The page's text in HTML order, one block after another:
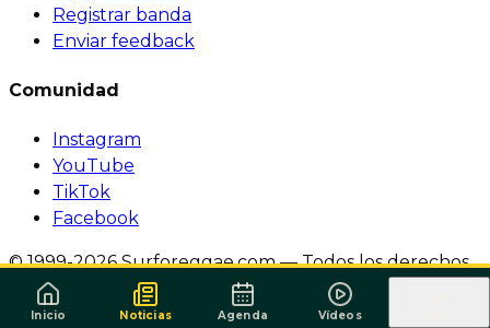
Registrar banda
Enviar feedback
Comunidad
Instagram
YouTube
TikTok
Facebook
© 1999-2026 Surforeggae.com — Todos los derechos
reservados.
Política de Privacidade ·Termos de
Serviço
Inicio Noticias Agenda Vídeos